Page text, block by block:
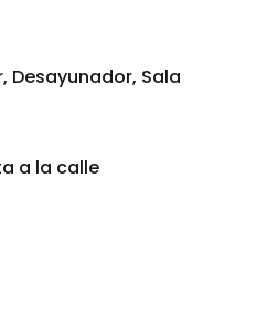
Desayunador, Sala
a la calle